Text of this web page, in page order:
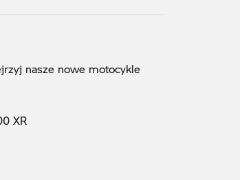
nasze nowe motocykle
XR